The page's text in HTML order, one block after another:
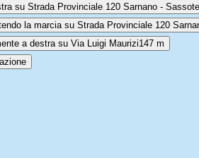
su Strada Provinciale 120 Sarnano -
la marcia su Strada Provinciale 120
a destra su Via Luigi Maurizi147 m